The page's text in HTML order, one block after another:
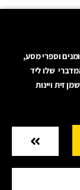
וספרי מסע,
שלו ליד
זית ויינות